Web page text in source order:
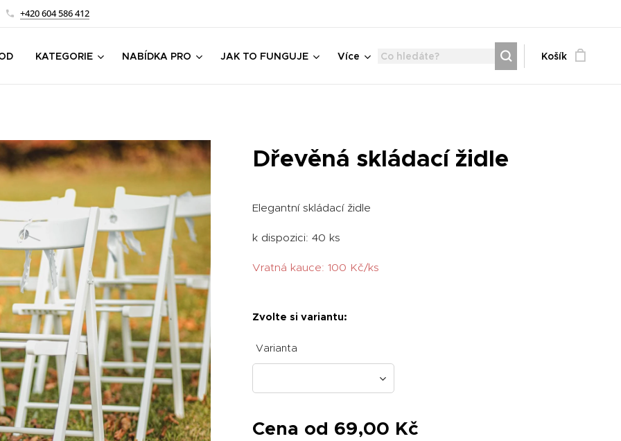
+420 604 586 412
KATEGORIE NABÍDKA PRO JAK TO FUNGUJE Více Košík
Dřevěná skládací židle
Elegantní skládací židle
k dispozici: 40 ks
Vratná kauce: 100 Kč/ks
Zvolte si variantu:
Varianta
Cena od 69,00 Kč